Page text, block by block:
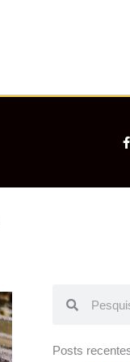
F
a
Posts